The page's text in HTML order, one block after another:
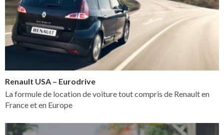
Renault USA – Eurodrive
La formule de location de voiture tout compris de Renault en
France et en Europe